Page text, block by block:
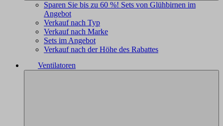
Sparen Sie bis zu 60 %! Sets von Glühbirnen im
Angebot
Verkauf nach Typ
Verkauf nach Marke
Sets im Angebot
Verkauf nach der Höhe des Rabattes
Ventilatoren